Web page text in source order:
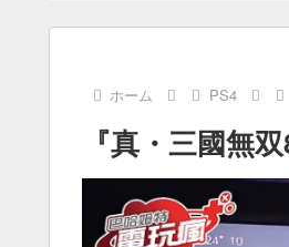
ホーム PS4
『真・三國無